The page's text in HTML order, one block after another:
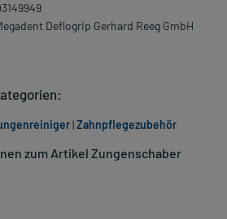
Deflogrip Gerhard Reeg GmbH
zum Artikel Zungenschaber
|Zahnpflegezubehör